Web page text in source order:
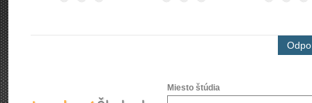
Miesto štúdia